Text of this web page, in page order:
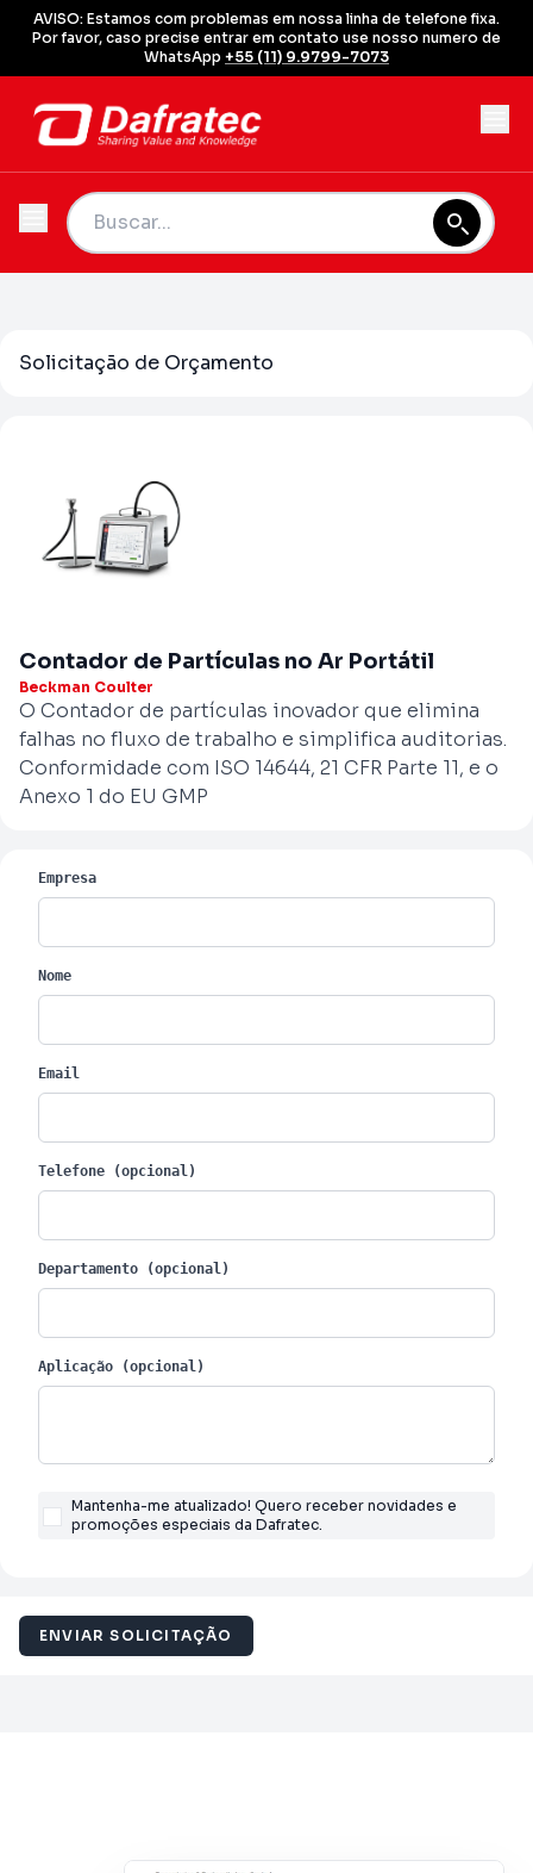
AVISO: Estamos com problemas em nossa linha de telefone fixa.
Por favor, caso precise entrar em contato use nosso numero de
WhatsApp +55 (11) 9.9799-7073
Solicitação de Orçamento
Contador de Partículas no Ar Portátil
Beckman Coulter
O Contador de partículas inovador que elimina
falhas no fluxo de trabalho e simplifica auditorias.
Conformidade com ISO 14644, 21 CFR Parte 11, e o
Anexo 1 do EU GMP
Empresa
Nome
Email
Telefone (opcional)
Departamento (opcional)
Aplicação (opcional)
Mantenha-me atualizado! Quero receber novidades e
promoções especiais da Dafratec.
ENVIAR SOLICITAÇÃO